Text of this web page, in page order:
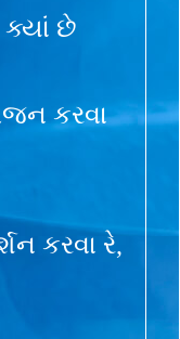
ક્યાં છે
કરવા
કરવા રે,